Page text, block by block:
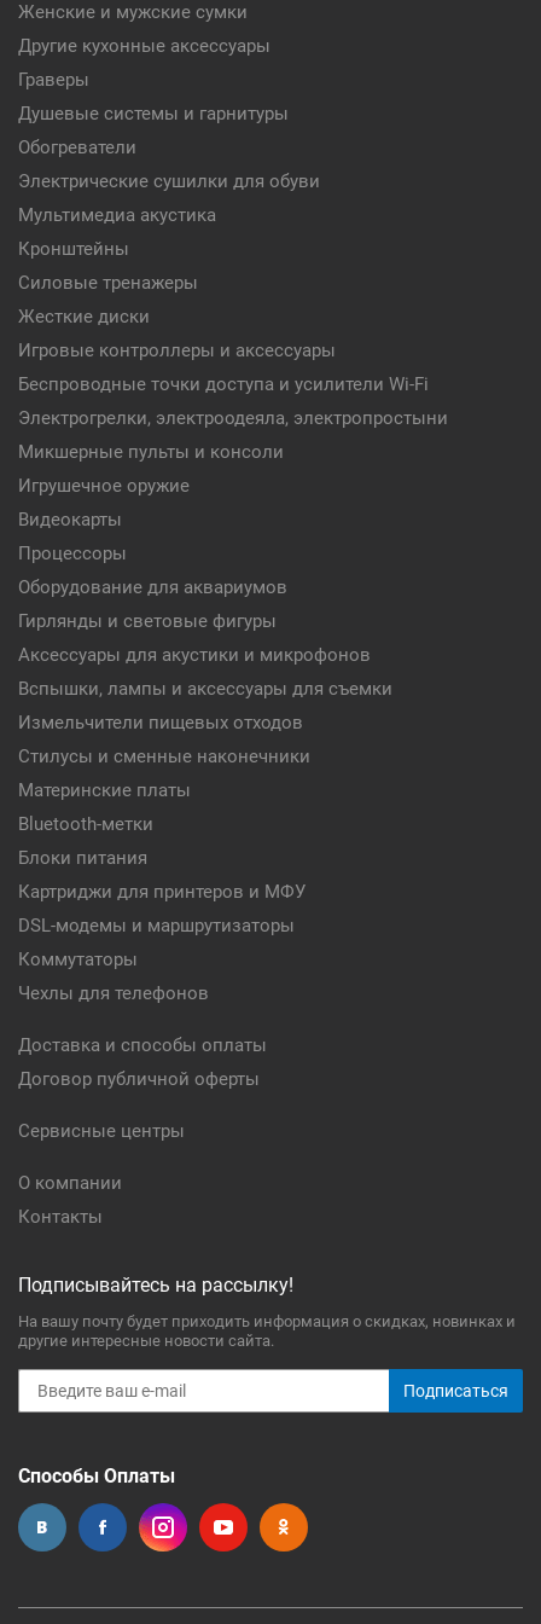
Женские и мужские сумки
Другие кухонные аксессуары
Граверы
Душевые системы и гарнитуры
Обогреватели
Электрические сушилки для обуви
Мультимедиа акустика
Кронштейны
Силовые тренажеры
Жесткие диски
Игровые контроллеры и аксессуары
Беспроводные точки доступа и усилители Wi-Fi
Электрогрелки, электроодеяла, электропростыни
Микшерные пульты и консоли
Игрушечное оружие
Видеокарты
Процессоры
Оборудование для аквариумов
Гирлянды и световые фигуры
Аксессуары для акустики и микрофонов
Вспышки, лампы и аксессуары для съемки
Измельчители пищевых отходов
Стилусы и сменные наконечники
Материнские платы
Bluetooth-метки
Блоки питания
Картриджи для принтеров и МФУ
DSL-модемы и маршрутизаторы
Коммутаторы
Чехлы для телефонов
Доставка и способы оплаты
Договор публичной оферты
Сервисные центры
О компании
Контакты
Подписывайтесь на рассылку!
На вашу почту будет приходить информация о скидках, новинках и
другие интересные новости сайта.
Подписаться
Способы Оплаты